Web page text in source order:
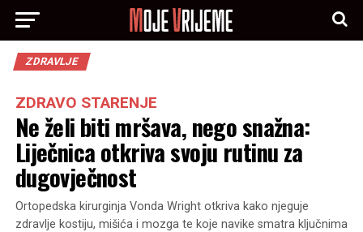
ZDRAVLJE
ZDRAVO STARENJE
Ne želi biti mršava, nego snažna:
Liječnica otkriva svoju rutinu za
dugovječnost
Ortopedska kirurginja Vonda Wright otkriva kako njeguje
zdravlje kostiju, mišića i mozga te koje navike smatra ključnima